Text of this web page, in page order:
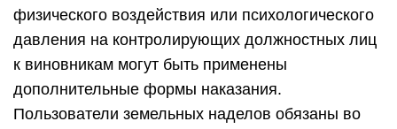
физического воздействия или психологического
давления на контролирующих должностных лиц
к виновникам могут быть применены
дополнительные формы наказания.
Пользователи земельных наделов обязаны во